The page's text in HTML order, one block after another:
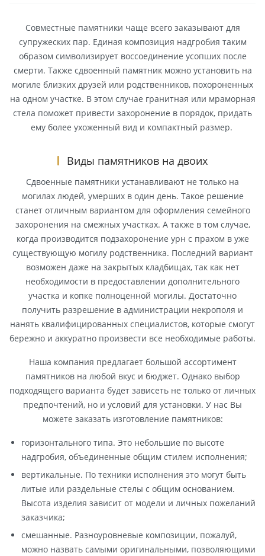
Совместные памятники чаще всего заказывают для
супружеских пар. Единая композиция надгробия таким
образом символизирует воссоединение усопших после
смерти. Также сдвоенный памятник можно установить на
могиле близких друзей или родственников, похороненных
на одном участке. В этом случае гранитная или мраморная
стела поможет привести захоронение в порядок, придать
ему более ухоженный вид и компактный размер.
Виды памятников на двоих
Сдвоенные памятники устанавливают не только на
могилах людей, умерших в один день. Такое решение
станет отличным вариантом для оформления семейного
захоронения на смежных участках. А также в том случае,
когда производится подзахоронение урн с прахом в уже
существующую могилу родственника. Последний вариант
возможен даже на закрытых кладбищах, так как нет
необходимости в предоставлении дополнительного
участка и копке полноценной могилы. Достаточно
получить разрешение в администрации некрополя и
нанять квалифицированных специалистов, которые смогут
бережно и аккуратно произвести все необходимые работы.
Наша компания предлагает большой ассортимент
памятников на любой вкус и бюджет. Однако выбор
подходящего варианта будет зависеть не только от личных
предпочтений, но и условий для установки. У нас Вы
можете заказать изготовление памятников:
горизонтального типа. Это небольшие по высоте
надгробия, объединенные общим стилем исполнения;
вертикальные. По техники исполнения это могут быть
литые или раздельные стелы с общим основанием.
Высота изделия зависит от модели и личных пожеланий
заказчика;
смешанные. Разноуровневые композиции, пожалуй,
можно назвать самыми оригинальными, позволяющими